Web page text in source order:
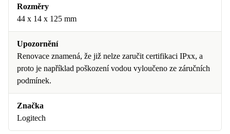
Rozměry
44 x 14 x 125 mm
Upozornění
Renovace znamená, že již nelze zaručit certifikaci IPxx, a
proto je například poškození vodou vyloučeno ze záručních
podmínek.
Značka
Logitech